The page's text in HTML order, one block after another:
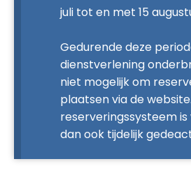
juli tot en met 15
Gedurende deze
dienstverlening
niet mogelijk om
plaatsen via de
reserveringssysteem
dan ook tijdelijk